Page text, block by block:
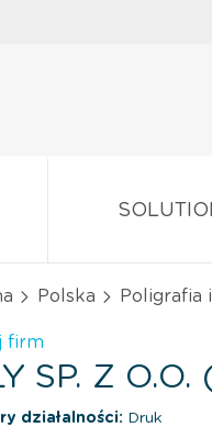
Polska Poligrafia
firm
SP. Z
działalności: Druk